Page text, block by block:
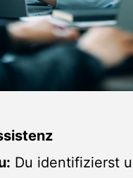
Du identifizierst